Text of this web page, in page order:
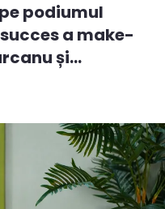
podiumul
a make-
și